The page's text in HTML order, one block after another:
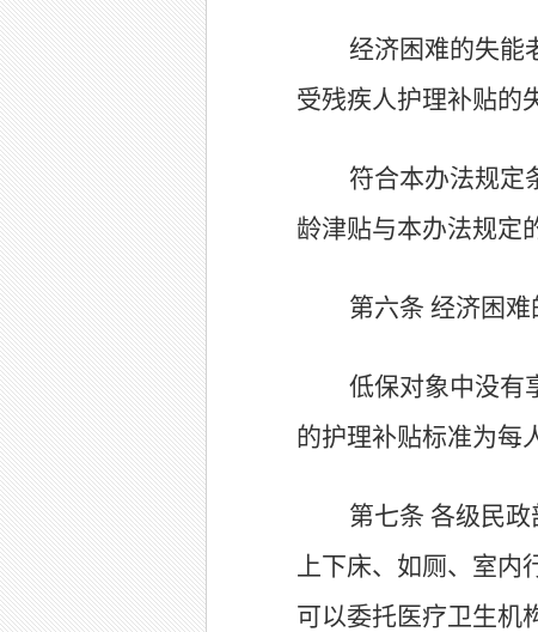
经济困难的失能
受残疾人护理补贴的
符合本办法规定
龄津贴与本办法规定
第六条 经济困难
低保对象中没有
的护理补贴标准为每
第七条 各级民政
上下床、如厕、室
可以委托医疗卫生机